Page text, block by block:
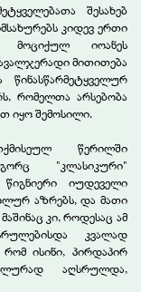
შესახებ
კიდევ ერთი
მოციქულ იოანეს
მითითება
რომელთა არსებობა
იყო შემოსილი.
წერილში
"კლასიკური"
წიგნიერი იუდეველი
აზრებს, და მათი
კი, როდესაც ამ
კვალად
რომ ისინი, პირდაპირ
აღსრულდა,